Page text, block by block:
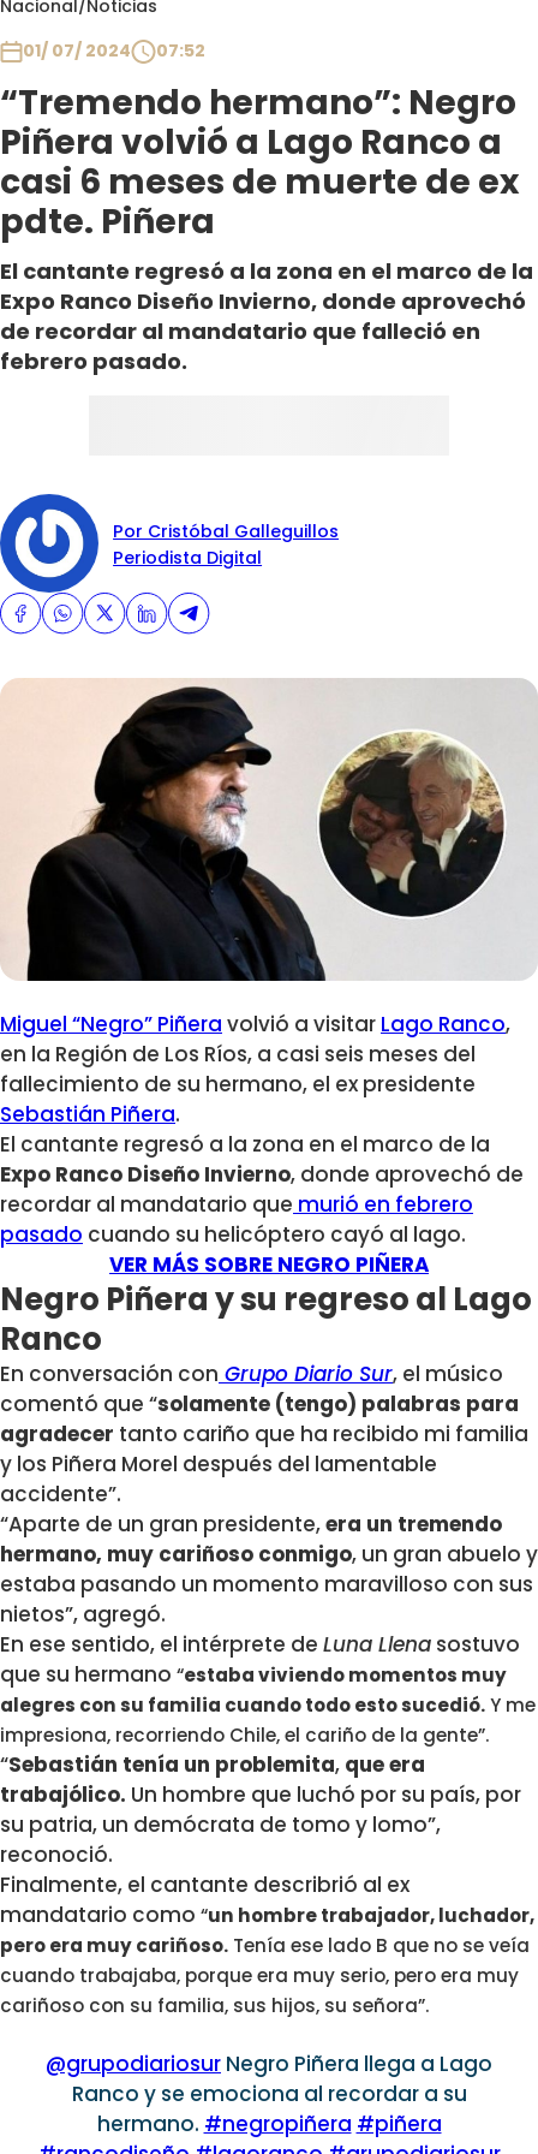
Nacional/Noticias
01/ 07/ 2024
07:52
“Tremendo hermano”: Negro
Piñera volvió a Lago Ranco a
casi 6 meses de muerte de ex
pdte. Piñera
El cantante regresó a la zona en el marco de la
Expo Ranco Diseño Invierno, donde aprovechó
de recordar al mandatario que falleció en
febrero pasado.
Por Cristóbal Galleguillos
Periodista Digital
Miguel “Negro” Piñera volvió a visitar Lago Ranco,
en la Región de Los Ríos, a casi seis meses del
fallecimiento de su hermano, el ex presidente
Sebastián Piñera.
El cantante regresó a la zona en el marco de la
Expo Ranco Diseño Invierno, donde aprovechó de
recordar al mandatario que murió en febrero
pasado cuando su helicóptero cayó al lago.
VER MÁS SOBRE NEGRO PIÑERA
Negro Piñera y su regreso al Lago
Ranco
En conversación con Grupo Diario Sur, el músico
comentó que “solamente (tengo) palabras para
agradecer tanto cariño que ha recibido mi familia
y los Piñera Morel después del lamentable
accidente”.
“Aparte de un gran presidente,era un tremendo
hermano, muy cariñoso conmigo, un gran abuelo y
estaba pasando un momento maravilloso con sus
nietos”, agregó.
En ese sentido, el intérprete de Luna Llena sostuvo
que su hermano “estaba viviendo momentos muy
alegres con su familia cuando todo esto sucedió.Y me
impresiona, recorriendo Chile, el cariño de la gente”.
“Sebastián tenía un problemita, que era
trabajólico. Un hombre que luchó por su país, por
su patria, un demócrata de tomo y lomo”,
reconoció.
Finalmente, el cantante describrió al ex
mandatario como “un hombretrabajador, luchador,
pero era muy cariñoso. Tenía ese lado B que no se veía
cuando trabajaba, porque era muy serio, pero era muy
cariñoso con su familia, sus hijos, su señora”.
@grupodiariosur Negro Piñera llega a Lago
Ranco y se emociona al recordar a su
hermano. #negropiñera #piñera
Club De La Comedia
Contigo en Directo
Plan Perfecto
El Tiempo
Sabingo
Todos Los Programas